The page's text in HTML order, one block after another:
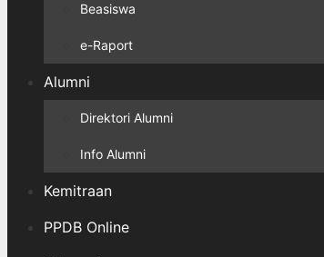
Beasiswa
e-Raport
Alumni
Direktori Alumni
Info Alumni
Kemitraan
PPDB Online